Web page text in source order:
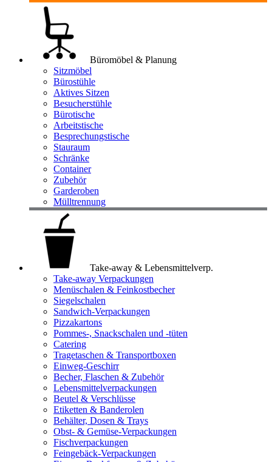
Büromöbel & Planung
Sitzmöbel
Bürostühle
Aktives Sitzen
Besucherstühle
Bürotische
Arbeitstische
Besprechungstische
Stauraum
Schränke
Container
Zubehör
Garderoben
Mülltrennung
Take-away & Lebensmittelverp.
Take-away Verpackungen
Menüschalen & Feinkostbecher
Siegelschalen
Sandwich-Verpackungen
Pizzakartons
Pommes-, Snackschalen und -tüten
Catering
Tragetaschen & Transportboxen
Einweg-Geschirr
Becher, Flaschen & Zubehör
Lebensmittelverpackungen
Beutel & Verschlüsse
Etiketten & Banderolen
Behälter, Dosen & Trays
Obst- & Gemüse-Verpackungen
Fischverpackungen
Feingebäck-Verpackungen